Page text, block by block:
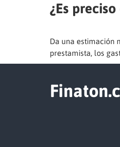
¿Es
Da una estimación
prestamista, los